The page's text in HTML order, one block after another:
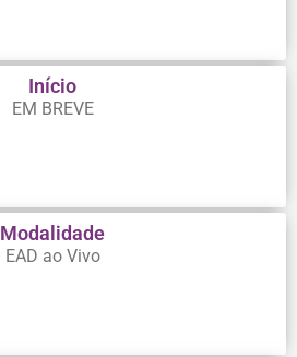
Início
EM BREVE
Modalidade
EAD ao Vivo